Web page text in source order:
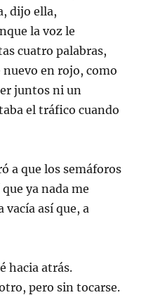
dijo ella,
la voz le
cuatro palabras,
en rojo, como
juntos ni un
el tráfico cuando
a que los semáforos
ya nada me
vacía así que, a
hacia atrás.
pero sin tocarse.